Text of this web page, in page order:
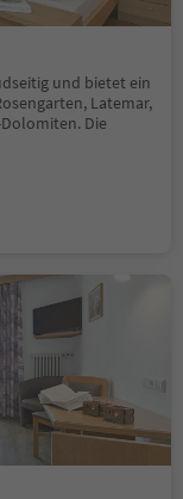
und bietet ein
Latemar,
Die